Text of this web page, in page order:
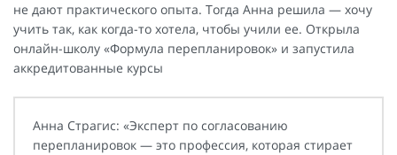
не дают практического опыта. Тогда Анна решила — хочу
учить так, как когда-то хотела, чтобы учили ее. Открыла
онлайн-школу «Формула перепланировок» и запустила
аккредитованные курсы
Анна Страгис: «Эксперт по согласованию
перепланировок — это профессия, которая стирает